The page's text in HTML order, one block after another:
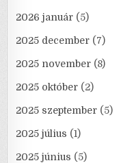
2026 január (5)
2025 december (7)
2025 november (8)
2025 október (2)
2025 szeptember (5)
2025 július (1)
2025 június (5)